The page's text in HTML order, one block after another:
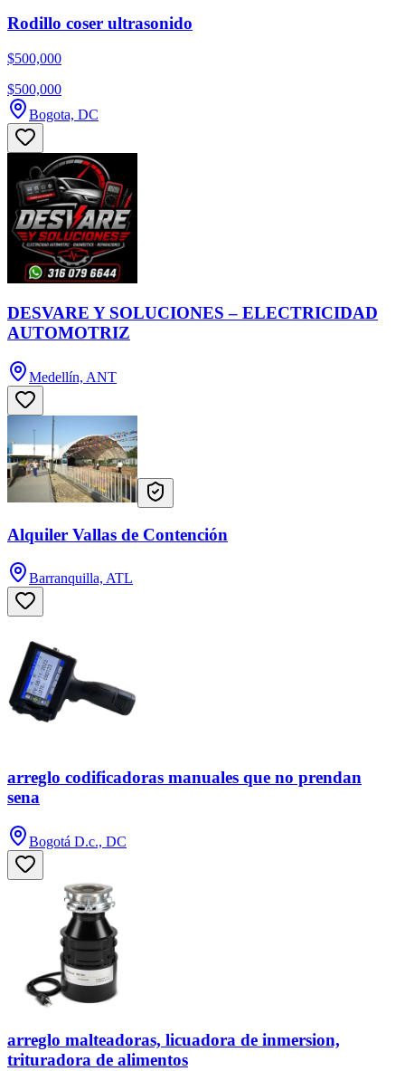
Rodillo coser ultrasonido
$500,000
$500,000
Bogota, DC
DESVARE Y SOLUCIONES – ELECTRICIDAD
AUTOMOTRIZ
Medellín, ANT
Alquiler Vallas de Contención
Barranquilla, ATL
arreglo codificadoras manuales que no prendan
sena
Bogotá D.c., DC
arreglo malteadoras, licuadora de inmersion,
trituradora de alimentos